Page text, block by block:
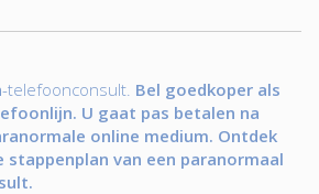
-telefoonconsult. Bel goedkoper als
U gaat pas betalen na
online medium. Ontdek
stappenplan van een paranormaal